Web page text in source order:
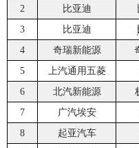
2
比亚迪
3
比亚迪
4
奇瑞新能源
5
上汽通用五菱
6
北汽新能源
7
广汽埃安
8
起亚汽车